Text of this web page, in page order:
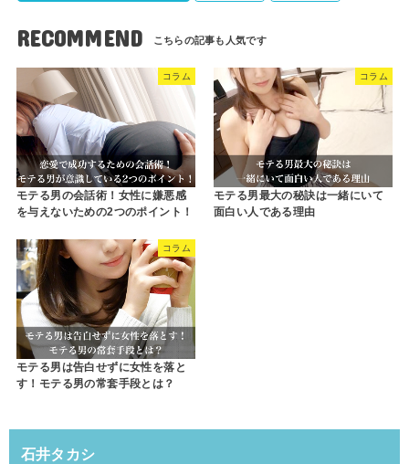
RECOMMEND
コラム
モテる男の会話術！女性に嫌悪感
を与えないための2つのポイント！
コラム
モテる男最大の秘訣は一緒にいて
面白い人である理由
コラム
モテる男は告白せずに女性を落と
す！モテる男の常套手段とは？
石井タカシ